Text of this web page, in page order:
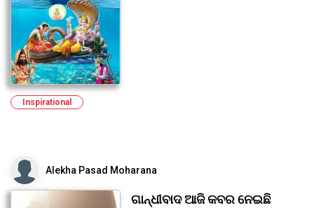
Inspirational
Alekha Pasad Moharana
ଗାନ୍ଧୀବାଦ ଆଜି କବର ନେଇଛି